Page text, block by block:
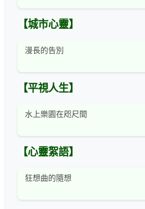
【城市心靈】
漫長的告別
【平視人生】
水上樂園在咫尺間
【心靈絮語】
狂想曲的隨想